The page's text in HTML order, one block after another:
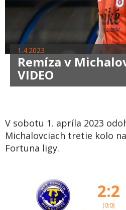
1.4.2023
Remíza v
VIDEO
V sobotu 1. apríla 2023
Michalovciach tretie kolo
Fortuna ligy.
2:2
(0:0)